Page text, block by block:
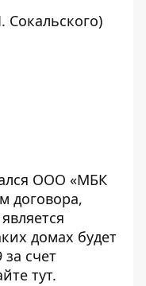
ООО «МБК
договора,
домах будет
счет
тут.